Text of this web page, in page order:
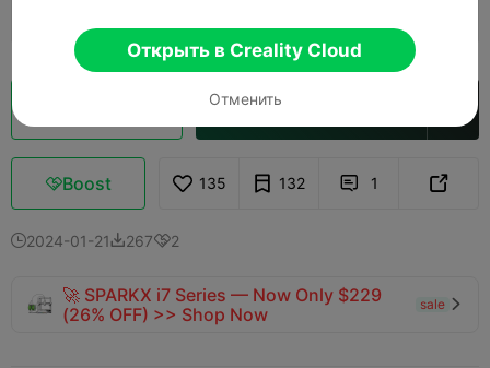
Открыть в Creality Cloud
Boost 135 132  1 
2024-01-212672
🚀 SPARKX i7 Series — Now Only $229
(26% OFF) >> Shop Now
sale 
Открыть в Creality Cloud
Отменить